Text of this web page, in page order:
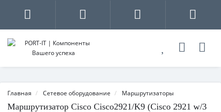
Главная Сетевое оборудование Маршрутизаторы
Маршрутизатор Cisco Cisco2921/K9 (Cisco 2921 w/3